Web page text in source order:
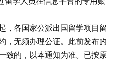
，各国家公派出国留学项目留
，无须办理公证。此前发布的
致的，以本通知为准。已按原